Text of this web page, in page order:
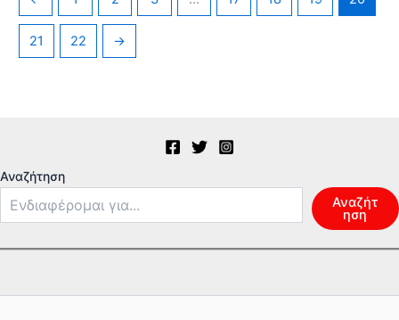
21 22 →
Αναζήτηση
Αναζήτ
ηση